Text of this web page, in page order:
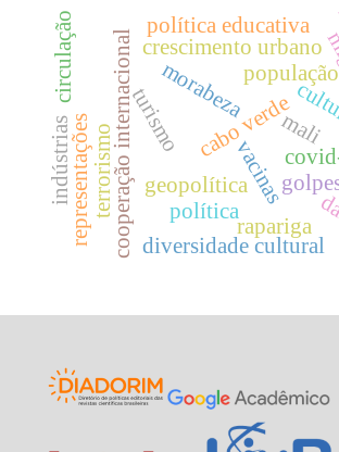
cabo verde
turismomorabeza
cooperação internacional vacinas
geopolítica
crescimento urbano
população
política educativa
mali
política
terrorismo
representações
indústrias
diversidade cultural
rapariga
circulação